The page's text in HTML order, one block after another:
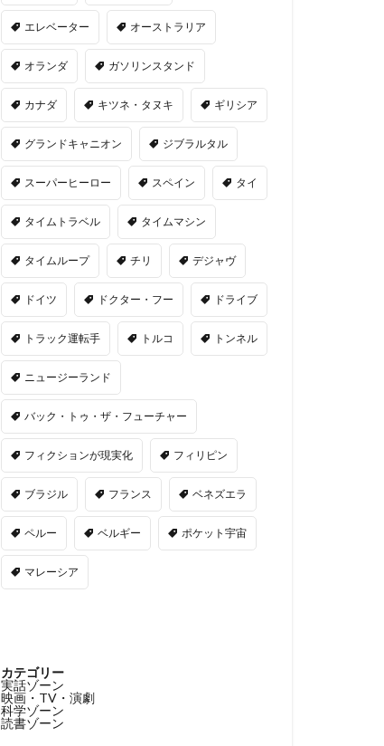
エレベーター オーストラリア
オランダ ガソリンスタンド
カナダ キツネ・タヌキ ギリシア
グランドキャニオン ジブラルタル
スーパーヒーロー スペイン タイ
タイムトラベル タイムマシン
タイムループ チリ デジャヴ
ドイツ ドクター・フー ドライブ
トラック運転手 トルコ トンネル
ニュージーランド
バック・トゥ・ザ・フューチャー
フィクションが現実化 フィリピン
ブラジル フランス ベネズエラ
ペルー ベルギー ポケット宇宙
マレーシア
カテゴリー
実話ゾーン
映画・TV・演劇
科学ゾーン
読書ゾーン